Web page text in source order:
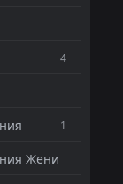
4
1
Жени